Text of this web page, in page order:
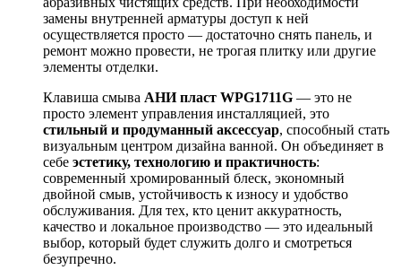
замены внутренней арматуры доступ к ней
осуществляется просто — достаточно снять панель, и
ремонт можно провести, не трогая плитку или другие
элементы отделки.
Клавиша смыва АНИ пласт WPG1711G — это не
просто элемент управления инсталляцией, это
стильный и продуманный аксессуар, способный стать
визуальным центром дизайна ванной. Он объединяет в
себе эстетику, технологию и практичность:
современный хромированный блеск, экономный
двойной смыв, устойчивость к износу и удобство
обслуживания. Для тех, кто ценит аккуратность,
качество и локальное производство — это идеальный
выбор, который будет служить долго и смотреться
безупречно.